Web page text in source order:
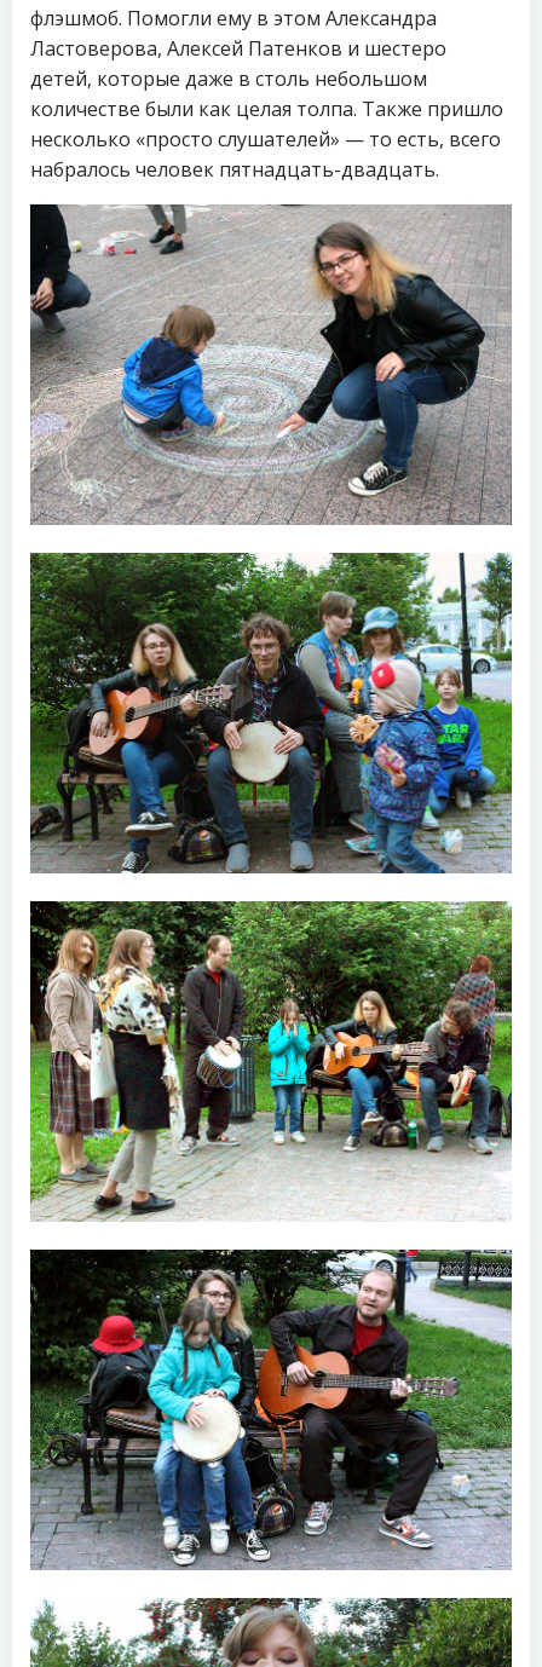
флэшмоб. Помогли ему в этом Александра
Ластоверова, Алексей Патенков и шестеро
детей, которые даже в столь небольшом
количестве были как целая толпа. Также пришло
несколько «просто слушателей» — то есть, всего
набралось человек пятнадцать-двадцать.